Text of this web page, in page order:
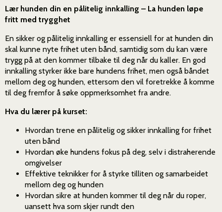
Lær hunden din en pålitelig innkalling – La hunden løpe
fritt med trygghet
En sikker og pålitelig innkalling er essensiell for at hunden din
skal kunne nyte frihet uten bånd, samtidig som du kan være
trygg på at den kommer tilbake til deg når du kaller. En god
innkalling styrker ikke bare hundens frihet, men også båndet
mellom deg og hunden, ettersom den vil foretrekke å komme
til deg fremfor å søke oppmerksomhet fra andre.
Hva du lærer på kurset:
Hvordan trene en pålitelig og sikker innkalling for frihet
uten bånd
Hvordan øke hundens fokus på deg, selv i distraherende
omgivelser
Effektive teknikker for å styrke tilliten og samarbeidet
mellom deg og hunden
Hvordan sikre at hunden kommer til deg når du roper,
uansett hva som skjer rundt den